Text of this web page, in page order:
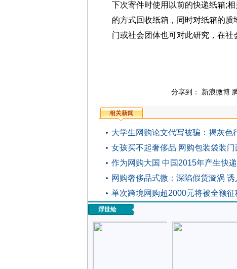
下次寄件时使用以前的快递纸箱;
的方式回收纸箱，同时对纸箱的
门或社会团体也可对此研究，在社
分享到： 新浪微博
相关新闻
大学生网购论文代写被骗：揭灰色
女孩买不起奢侈品 网购包装袋装门
作为网购大国 中国2015年产生快
网购奢侈品式微：深陷假货漩涡
单次跨境网购超2000元将被全额
浮世绘